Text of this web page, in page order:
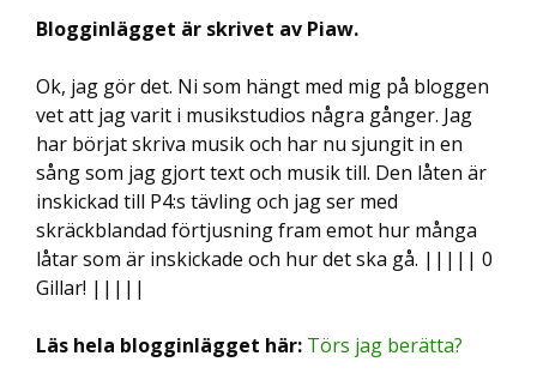
Blogginlägget är skrivet av Piaw.
Ok, jag gör det. Ni som hängt med mig på bloggen
vet att jag varit i musikstudios några gånger. Jag
har börjat skriva musik och har nu sjungit in en
sång som jag gjort text och musik till. Den låten är
inskickad till P4:s tävling och jag ser med
skräckblandad förtjusning fram emot hur många
låtar som är inskickade och hur det ska gå. ||||| 0
Gillar! |||||
Läs hela blogginlägget här: Törs jag berätta?